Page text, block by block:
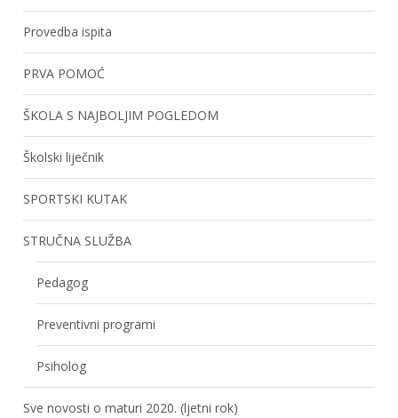
Provedba ispita
PRVA POMOĆ
ŠKOLA S NAJBOLJIM POGLEDOM
Školski liječnik
SPORTSKI KUTAK
STRUČNA SLUŽBA
Pedagog
Preventivni programi
Psiholog
Sve novosti o maturi 2020. (ljetni rok)